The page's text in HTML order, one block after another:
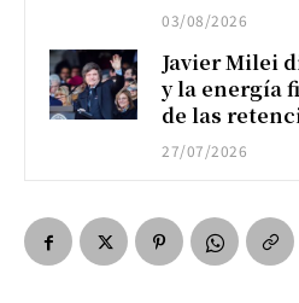
03/08/2026
Javier Milei
y la energía
de las
27/07/2026